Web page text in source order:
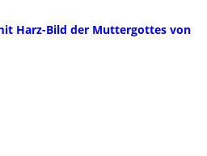
Harz-Bild der Muttergottes von